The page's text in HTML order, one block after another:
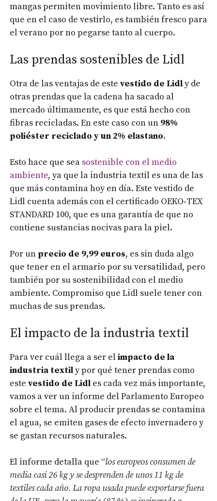
mangas permiten movimiento libre. Tanto es así
que en el caso de vestirlo, es también fresco para
el verano por no pegarse tanto al cuerpo.
Las prendas sostenibles de Lidl
Otra de las ventajas de este vestido de Lidly de
otras prendas que la cadena ha sacado al
mercado últimamente, es que está hecho con
fibras recicladas. En este caso con un 98%
poliéster reciclado y un 2% elastano.
Esto hace que sea sostenible con el medio
ambiente, ya que la industria textil es una de las
que más contamina hoy en día. Este vestido de
Lidl cuenta además con el certificado OEKO‑TEX
STANDARD 100, que es una garantía de que no
contiene sustancias nocivas para la piel.
Por un precio de 9,99 euros, es sin duda algo
que tener en el armario por su versatilidad, pero
también por su sostenibilidad con el medio
ambiente. Compromiso que Lidl suele tener con
muchas de sus prendas.
El impacto de la industria textil
Para ver cuál llega a ser el impacto de la
industria textily por qué tener prendas como
este vestido de Lidl es cada vez más importante,
vamos a ver un informe del Parlamento Europeo
sobre el tema. Al producir prendas se contamina
el agua, se emiten gases de efecto invernadero y
se gastan recursos naturales.
El informe detalla que “los europeos consumen de
media casi 26 kg y se desprenden de unos 11 kg de
textiles cada año. La ropa usada puede exportarse fuera